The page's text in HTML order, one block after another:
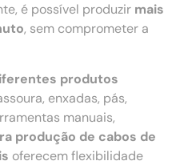
é possível produzir mais
, sem comprometer a
produtos
enxadas, pás,
manuais,
produção de cabos de
oferecem flexibilidade